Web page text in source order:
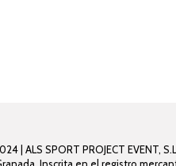
| ALS SPORT PROJECT EVENT,